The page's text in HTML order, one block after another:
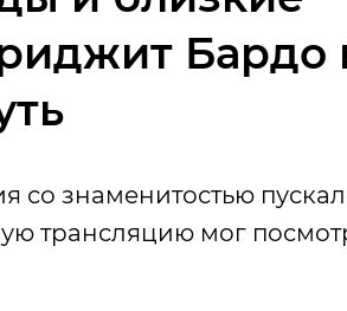
Бардо
знаменитостью
трансляцию мог